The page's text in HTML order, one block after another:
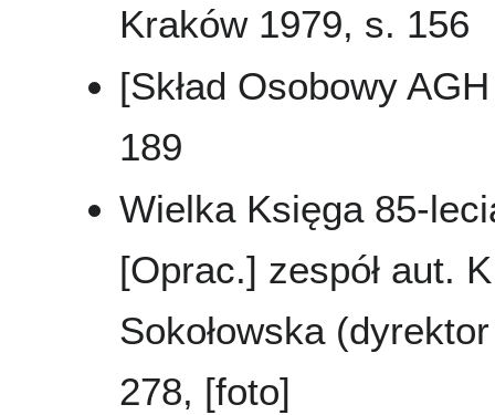
Kraków 1979, s. 156
[Skład Osobowy
189
Wielka Księga 85-
[Oprac.] zespół aut.
Sokołowska
278, [foto]